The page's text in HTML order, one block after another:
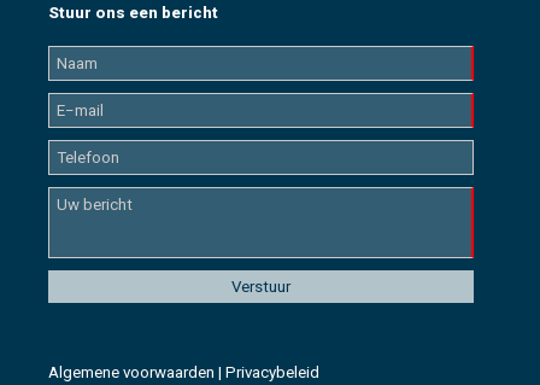
Stuur ons een bericht
Algemene voorwaarden | Privacybeleid